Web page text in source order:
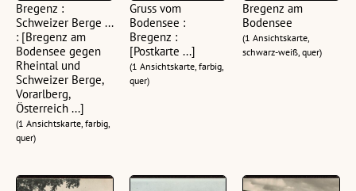
Bregenz :
Schweizer Berge ...
: [Bregenz am
Bodensee gegen
Rheintal und
Schweizer Berge,
Vorarlberg,
Österreich ...]
(1 Ansichtskarte, farbig,
quer)
Gruss vom
Bodensee :
Bregenz :
[Postkarte ...]
(1 Ansichtskarte, farbig,
quer)
Bregenz am
Bodensee
(1 Ansichtskarte,
schwarz-weiß, quer)